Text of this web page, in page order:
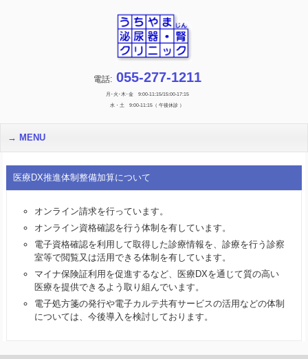
電話:055-277-1211
月･火･木･金 9:00-11:15/15:00-17:15
水・土 9:00-11:15（ 午後休診 ）
MENU
医療DX推進体制整備加算について
オンライン請求を行っています。
オンライン資格確認を行う体制を有しています。
電子資格確認を利用して取得した診療情報を、診療を行う診察
室等で閲覧又は活用できる体制を有しています。
マイナ保険証利用を促進するなど、医療DXを通じて質の高い
医療を提供できるよう取り組んでいます。
電子処方箋の発行や電子カルテ共有サービスの活用などの体制
については、今後導入を検討しております。